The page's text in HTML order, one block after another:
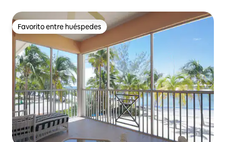
Favorito entre huéspedes
Favorito entre huéspedes